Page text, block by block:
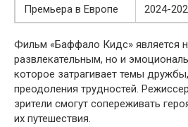
Премьера в Европе
2024-
Фильм «Баффало Кидс» является
развлекательным, но и
которое затрагивает темы
преодоления трудностей.
зрители смогут сопереживать
их путешествия.